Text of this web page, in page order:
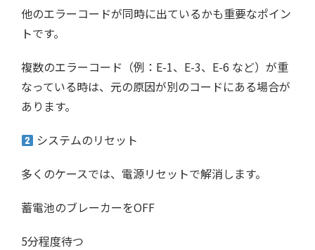
他のエラーコードが同時に出ているかも重要なポイン
トです。
複数のエラーコード（例：E-1、E-3、E-6 など）が重
なっている時は、元の原因が別のコードにある場合が
あります。
システムのリセット
多くのケースでは、電源リセットで解消します。
蓄電池のブレーカーをOFF
5分程度待つ